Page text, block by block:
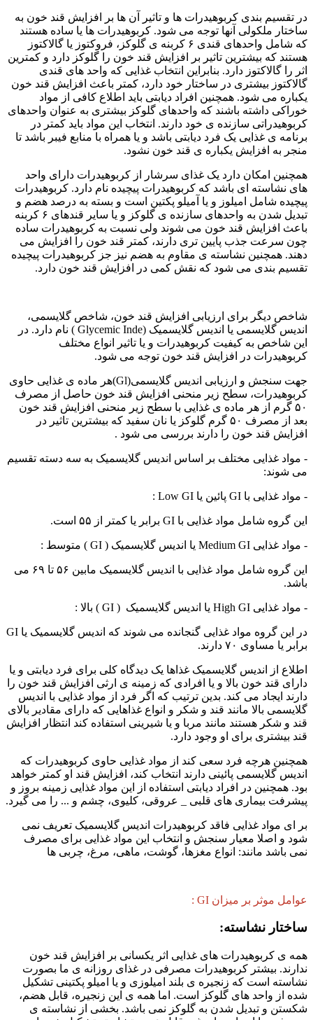
در تقسیم بندی کربوهیدرات ها و تاثیر آن ها بر افزایش قند خون به
ساختار ملکولی آنها توجه می شود. کربوهیدرات ها یا ساده هستند
که شامل واحدهای قندی ۶ کربنه ی گلوکز، فروکتوز یا گالاکتوز
هستند که بیشترین تاثیر بر افزایش قند خون را گلوکز دارد و کمترین
اثر را گالاکتوز دارد. بنابراین انتخاب غذایی که واحد های قندی
گالاکتوز بیشتری در ساختار خود دارد، کمتر باعث افزایش قند خون
یکباره می شود. همچنین افراد دیابتی باید اطلاع کافی از مواد
خوراکی داشته باشند که واحدهای گلوکز بیشتری به عنوان واحدهای
کربوهیدراتی سازنده ی خود دارند. انتخاب این مواد باید کمتر در
برنامه ی غذایی یک فرد دیابتی باشد و یا همراه با منابع فیبر باشد تا
منجر به افزایش یکباره ی قند خون نشود.
همچنین امکان دارد یک غذای سرشار از کربوهیدرات دارای واحد
های نشاسته ای باشد که کربوهیدرات پیچیده نام دارد. کربوهیدرات
پیچیده شامل امیلوز و یا آمیلو پکتین است و بسته به درصد هضم و
تبدیل شدن به واحدهای سازنده ی گلوکز و یا سایر قندهای ۶ کربنه
باعث افزایش قند خون می شوند ولی نسبت به کربوهیدرات ساده
چون سرعت جذب پایین تری دارند، کمتر قند خون را افزایش می
دهند. همچنین نشاسته ی مقاوم به هضم نیز جز کربوهیدرات پیچیده
تقسیم بندی می شود که نقش کمی در افزایش قند خون دارد.
شاخص دیگر برای ارزیابی افزایش قند خون، شاخص گلایسمی،
اندیس گلایسمی یا اندیس گلایسمیک (Glycemic Inde ) نام دارد. در
این شاخص به کیفیت کربوهیدرات و یا تاثیر انواع مختلف
کربوهیدرات در افزایش قند خون توجه می شود.
جهت سنجش و ارزیابی اندیس گلایسمی(Gl)هر ماده ی غذایی حاوی
کربوهیدرات، سطح زیر منحنی افزایش قند خون حاصل از مصرف
۵۰ گرم از هر ماده ی غذایی با سطح زیر منحنی افزایش قند خون
بعد از مصرف ۵۰ گرم گلوکز یا نان سفید که بیشترین تاثیر در
افزایش قند خون را دارند بررسی می شود .
- مواد غذایی مختلف بر اساس اندیس گلایسمیک به سه دسته تقسیم
می شوند:
- مواد غذایی با GI پائین یا Low GI :
این گروه شامل مواد غذایی با GI برابر یا کمتر از ۵۵ است.
- مواد غذایی Medium GI یا اندیس گلایسمیک ( GI ) متوسط :
این گروه شامل مواد غذایی با اندیس گلایسمیک مابین ۵۶ تا ۶۹ می
باشد.
- مواد غذایی High GI یا اندیس گلایسمیک ( GI ) بالا :
در این گروه مواد غذایی گنجانده می شوند که اندیس گلایسمیک یا GI
برابر یا مساوی ۷۰ دارند.
اطلاع از اندیس گلایسمیک غذاها یک دیدگاه کلی برای فرد دیابتی و یا
دارای قند خون بالا و یا افرادی که زمینه ی ارثی افزایش قند خون را
دارند ایجاد می کند. بدین ترتیب که اگر فرد از مواد غذایی با اندیس
گلایسمی بالا مانند قند و شکر و انواع غذاهایی که دارای مقادیر بالای
قند و شکر هستند مانند مربا و یا شیرینی استفاده کند انتظار افزایش
قند بیشتری برای او وجود دارد.
همچنین هرچه فرد سعی کند از مواد غذایی حاوی کربوهیدرات که
اندیس گلایسمی پائینی دارند انتخاب کند، افزایش قند او کمتر خواهد
بود. همچنین در افراد دیابتی استفاده از این مواد غذایی زمینه بروز و
پیشرفت بیماری های قلبی _ عروقی، کلیوی، چشم و ... را می گیرد.
بر ای مواد غذایی فاقد کربوهیدرات اندیس گلایسمیک تعریف نمی
شود و اصلا معیار سنجش و انتخاب این مواد غذایی برای مصرف
نمی باشد مانند: انواع مغزها، گوشت، ماهی، مرغ،‌ چربی ها
عوامل موثر بر میزان GI :
ساختار نشاسته:
همه ی کربوهیدرات های غذایی اثر یکسانی بر افزایش قند خون
ندارند. بیشتر کربوهیدرات مصرفی در غذای روزانه ی ما بصورت
نشاسته است که زنجیره ی بلند امیلوزی و یا امیلو پکتینی تشکیل
شده از واحد های گلوکز است. اما همه ی این زنجیره، قابل هضم،
شکستن و تبدیل شدن به گلوکز نمی باشد. بخشی از نشاسته ی